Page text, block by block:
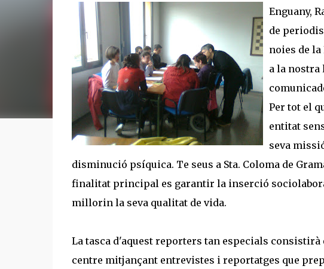
Enguany,
de
noies de la
a la nostra
Per tot el
entitat
seva
disminució psíquica. Te seus a Sta. Coloma de
finalitat principal es garantir la inserció
millorin la seva qualitat de vida.
La tasca d'aquest reporters tan especials
centre mitjançant entrevistes i reportatges que